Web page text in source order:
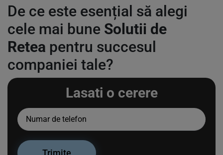
De ce este esențial să alegi
cele mai bune Solutii de
Retea pentru succesul
companiei tale?
Lasati o cerere